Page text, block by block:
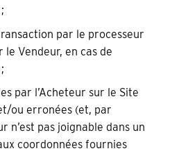
par le processeur
Vendeur, en cas de
par l’Acheteur sur le Site
ou erronées (et, par
n’est pas joignable dans un
coordonnées fournies